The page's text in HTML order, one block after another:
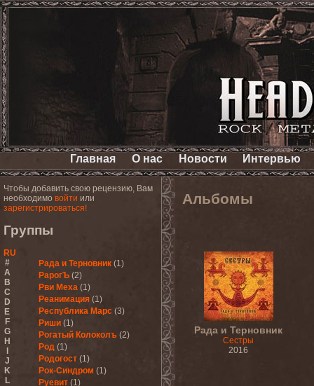
Главная О нас Новости Интервью
Чтобы добавить свою рецензию, Вам
необходимо войти или
зарегистрироваться!
Группы
RU
#
A
B
C
D
E
F
G
H
J
K
L
Рада и Терновник (1)
РарогЪ (2)
Рви Меха (1)
Реанимация (1)
Республика Марс (3)
Риши (1)
Рогатый Колоколъ (2)
Род (1)
Родогост (1)
Рок-Синдром (1)
Руевит (1)
Альбомы
Рада и Терновник
Сестры
2016